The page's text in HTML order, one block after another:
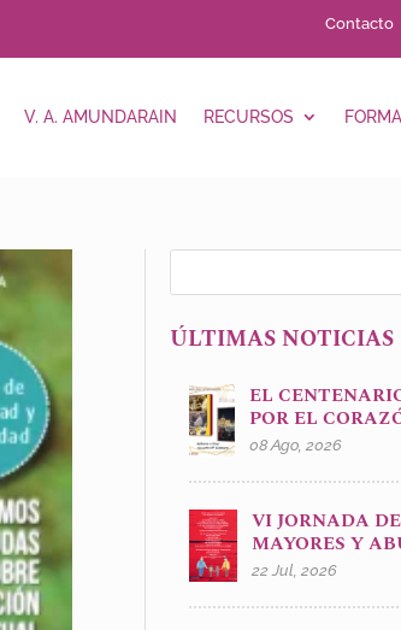
Contacto
V. A. AMUNDARAIN RECURSOS
ÚLTIMAS NOTICIAS
EL
POR EL
08 Ago, 2026
VI JORNADA
MAYORES Y
22 Jul, 2026